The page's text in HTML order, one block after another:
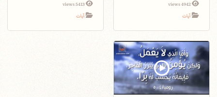
4942 views
آيات
5413 views
آيات